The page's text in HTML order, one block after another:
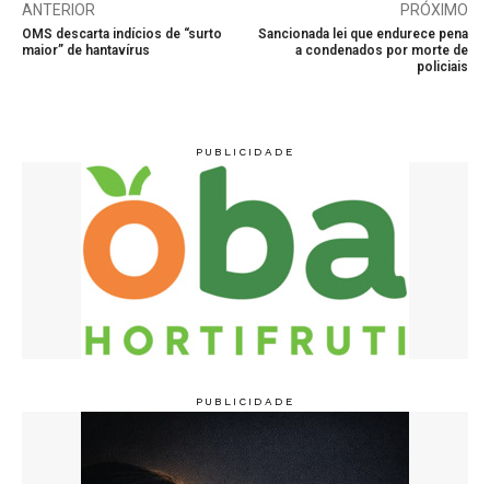
ANTERIOR
OMS descarta indícios de “surto
maior” de hantavírus
PRÓXIMO
Sancionada lei que endurece pena
a condenados por morte de
policiais